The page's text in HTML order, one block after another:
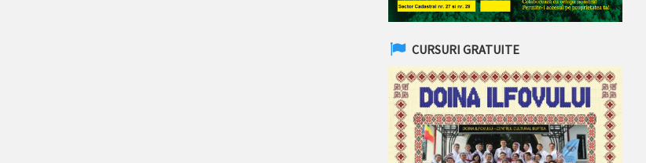
CURSURI GRATUITE